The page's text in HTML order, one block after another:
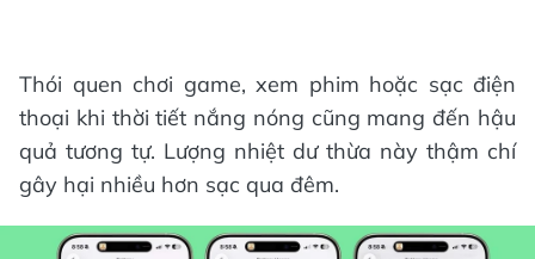
Thói quen chơi game, xem phim hoặc sạc điện
thoại khi thời tiết nắng nóng cũng mang đến hậu
quả tương tự. Lượng nhiệt dư thừa này thậm chí
gây hại nhiều hơn sạc qua đêm.